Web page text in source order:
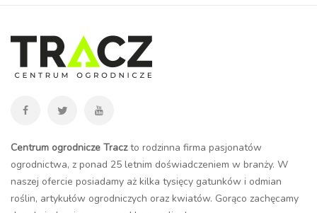
Centrum ogrodnicze Traczto rodzinna firma pasjonatów
ogrodnictwa, z ponad 25 letnim doświadczeniem w branży. W
naszej ofercie posiadamy aż kilka tysięcy gatunków i odmian
roślin, artykułów ogrodniczych oraz kwiatów. Gorąco zachęcamy